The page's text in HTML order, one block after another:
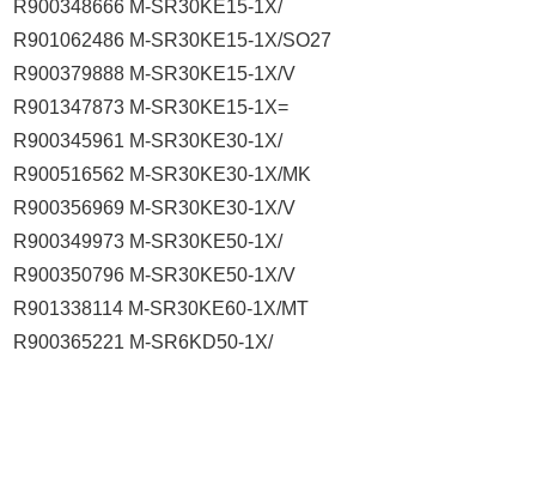
R900348666 M-SR30KE15-1X/
R901062486 M-SR30KE15-1X/SO27
R900379888 M-SR30KE15-1X/V
R901347873 M-SR30KE15-1X=
R900345961 M-SR30KE30-1X/
R900516562 M-SR30KE30-1X/MK
R900356969 M-SR30KE30-1X/V
R900349973 M-SR30KE50-1X/
R900350796 M-SR30KE50-1X/V
R901338114 M-SR30KE60-1X/MT
R900365221 M-SR6KD50-1X/